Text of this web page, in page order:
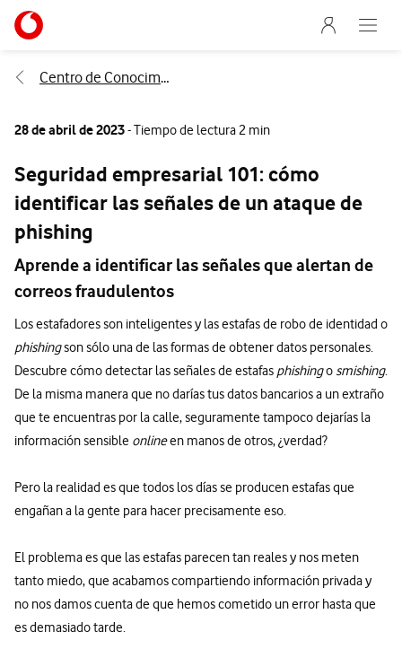
Ir a la pagina principal de vodafone.es
Menu
Abre
Centro de Conocimiento
28 de abril de 2023- Tiempo de lectura 2 min
Seguridad empresarial 101: cómo
identificar las señales de un ataque de
phishing
Aprende a identificar las señales que alertan de
correos fraudulentos
Los estafadores son inteligentes y las estafas de robo de identidad o
phishingson sólo una de las formas de obtener datos personales.
Descubre cómo detectar las señales de estafas phishingo smishing.
De la misma manera que no darías tus datos bancarios a un extraño
que te encuentras por la calle, seguramente tampoco dejarías la
información sensible onlineen manos de otros, ¿verdad?
Pero la realidad es que todos los días se producen estafas que
engañan a la gente para hacer precisamente eso.
El problema es que las estafas parecen tan reales y nos meten
tanto miedo, que acabamos compartiendo información privada y
no nos damos cuenta de que hemos cometido un error hasta que
es demasiado tarde.